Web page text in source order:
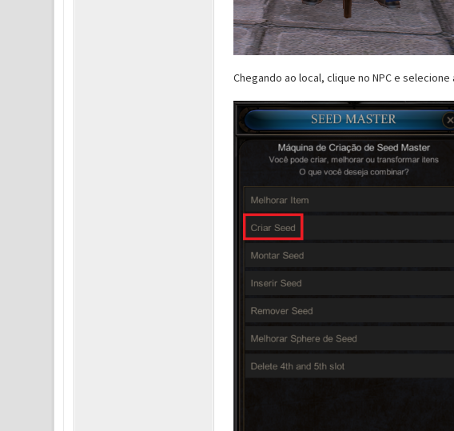
Chegando ao local, clique no NPC e selecione